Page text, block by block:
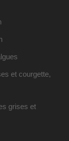
et courgette,
grises et